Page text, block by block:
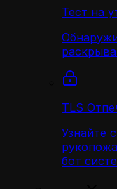
Тест на
TLS
Узнайте
бот